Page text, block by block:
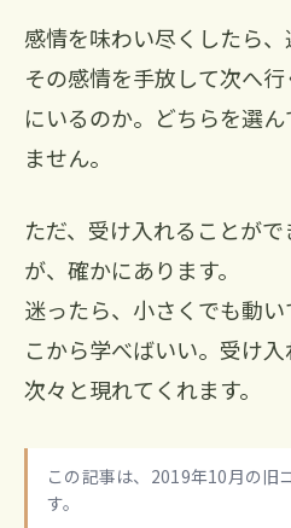
感情を味わい尽くしたら、
その感情を手放して次へ
にいるのか。どちらを選
ません。
ただ、受け入れることが
が、確かにあります。
迷ったら、小さくでも動
こから学べばいい。受け
次々と現れてくれます。
この記事は、2019年10月の旧
す。